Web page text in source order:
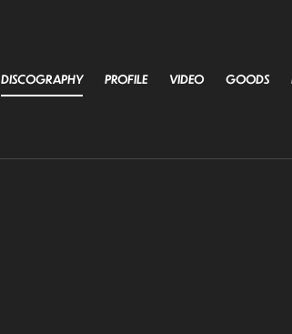
DISCOGRAPHY PROFILE VIDEO GOODS